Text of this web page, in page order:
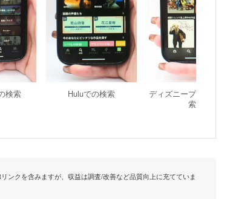
検索 Huluでの検索
ディズニープラスでの検
索
ンクを含みますが、収益は調査/改善など品質向上に充てていま